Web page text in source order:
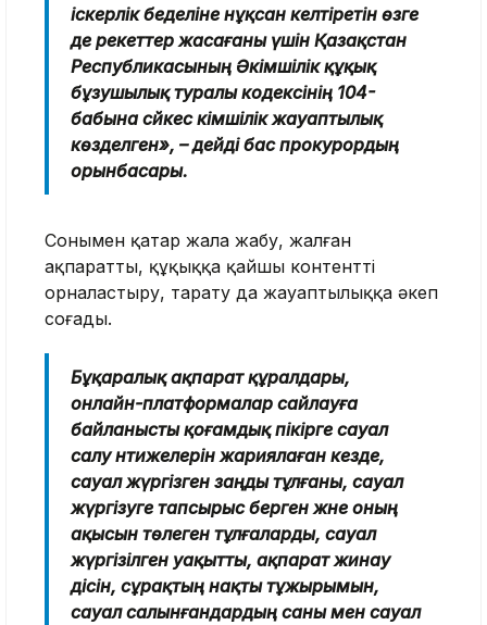
іскерлік беделіне нұқсан келтіретін өзге
де әрекеттер жасағаны үшін Қазақстан
Республикасының Әкімшілік құқық
бұзушылық туралы кодексінің 104-
бабына сәйкес әкімшілік жауаптылық
көзделген», – дейді бас прокурордың
орынбасары.
Сонымен қатар жала жабу, жалған
ақпаратты, құқыққа қайшы контентті
орналастыру, тарату да жауаптылыққа әкеп
соғады.
Бұқаралық ақпарат құралдары,
онлайн-платформалар сайлауға
байланысты қоғамдық пікірге сауал
салу нәтижелерін жариялаған кезде,
сауал жүргiзген заңды тұлғаны, сауал
жүргізуге тапсырыс берген және оның
ақысын төлеген тұлғаларды, сауал
жүргiзілген уақытты, ақпарат жинау
әдiсiн, сұрақтың нақты тұжырымын,
сауал салынғандардың саны мен сауал